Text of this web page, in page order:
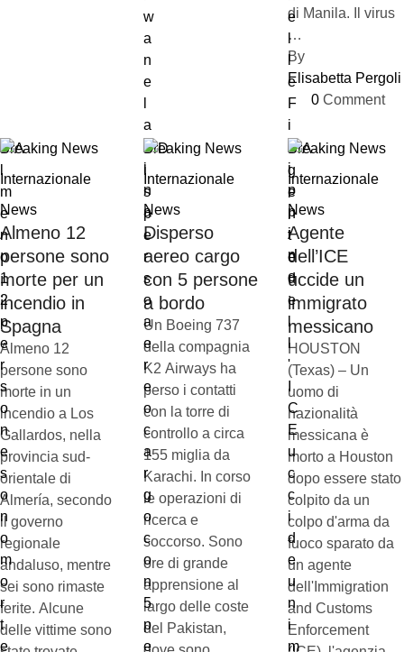
di Manila. Il virus
…
By
Elisabetta Pergoli
0 Comment
Breaking News
Internazionale
News
Almeno 12
persone sono
morte per un
incendio in
Spagna
Almeno 12
persone sono
morte in un
incendio a Los
Gallardos, nella
provincia sud-
orientale di
Almería, secondo
il governo
regionale
andaluso, mentre
sei sono rimaste
ferite. Alcune
delle vittime sono
Breaking News
Internazionale
News
Disperso
aereo cargo
con 5 persone
a bordo
Un Boeing 737
della compagnia
K2 Airways ha
perso i contatti
con la torre di
controllo a circa
155 miglia da
Karachi. In corso
le operazioni di
ricerca e
soccorso. Sono
ore di grande
apprensione al
largo delle coste
del Pakistan,
Breaking News
Internazionale
News
Agente
dell’ICE
uccide un
immigrato
messicano
HOUSTON
(Texas) – Un
uomo di
nazionalità
messicana è
morto a Houston
dopo essere stato
colpito da un
colpo d'arma da
fuoco sparato da
un agente
dell'Immigration
and Customs
Enforcement